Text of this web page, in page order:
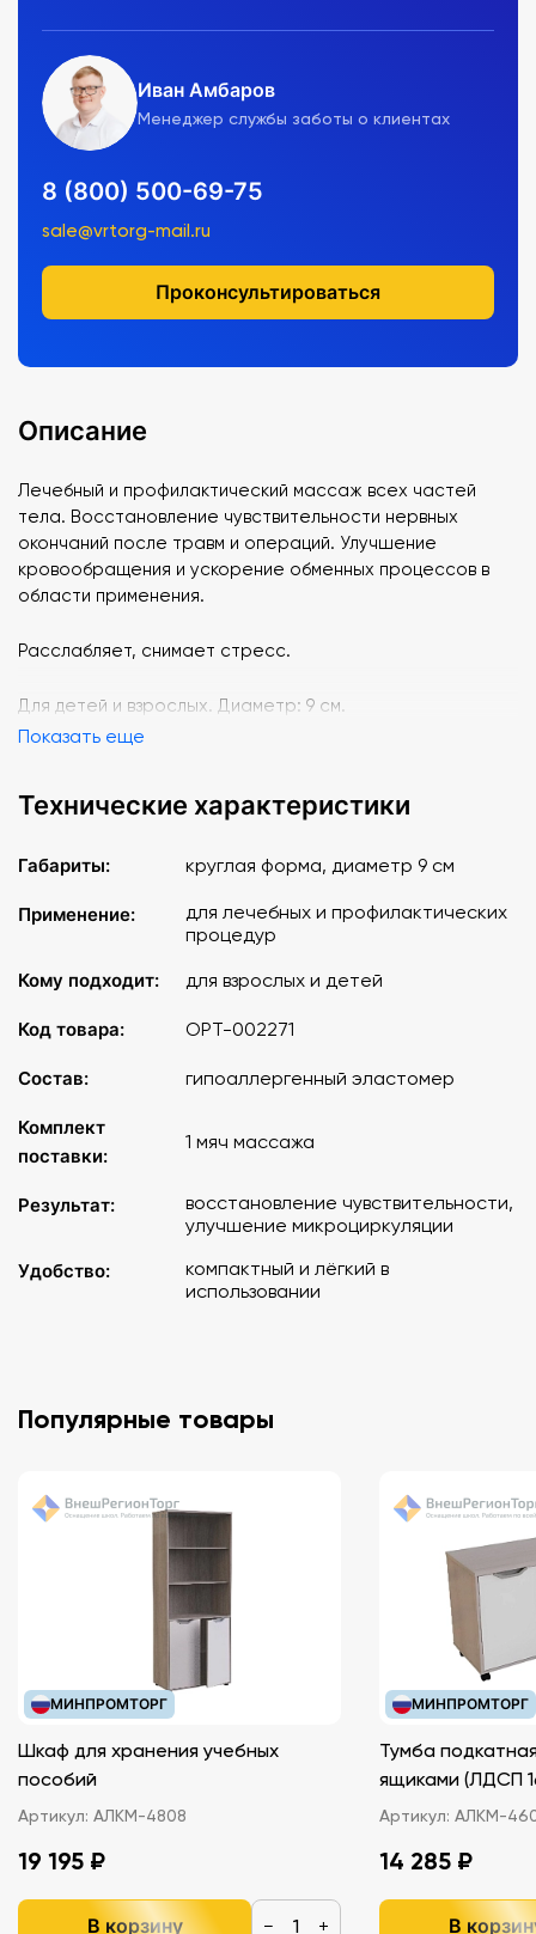
Иван Амбаров
Менеджер службы заботы о клиентах
8 (800) 500-69-75
sale@vrtorg-mail.ru
Проконсультироваться
Описание
Лечебный и профилактический массаж всех частей
тела. Восстановление чувствительности нервных
окончаний после травм и операций. Улучшение
кровообращения и ускорение обменных процессов в
области применения.
Расслабляет, снимает стресс.
Для детей и взрослых. Диаметр: 9 см.
Показать еще
Технические характеристики
Габариты: круглая форма, диаметр 9 см
Применение:
для лечебных и профилактических
процедур
Кому подходит:
для взрослых и детей
Код товара: ОРТ-002271
Состав: гипоаллергенный эластомер
Комплект
поставки:
1 мяч массажа
Результат:
восстановление чувствительности,
улучшение микроциркуляции
Удобство:
компактный и лёгкий в
использовании
Популярные товары
МИНПРОМТОРГ
Шкаф для хранения учебных
пособий
Артикул: АЛКМ-4808
19 195 ₽
В корзину − +
МИНПРОМТОРГ
Тумба
ящиками
Артикул: АЛКМ-
14 285 ₽
В